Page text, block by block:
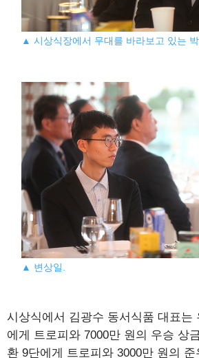
▲ 시상식장에서 무대를 바라보고 있는 박
▲ 변상일.
시상식에서 김광수 동서식품 대표는
에게 트로피와 7000만 원의 우승 상
환 9단에게 트로피와 3000만 원의